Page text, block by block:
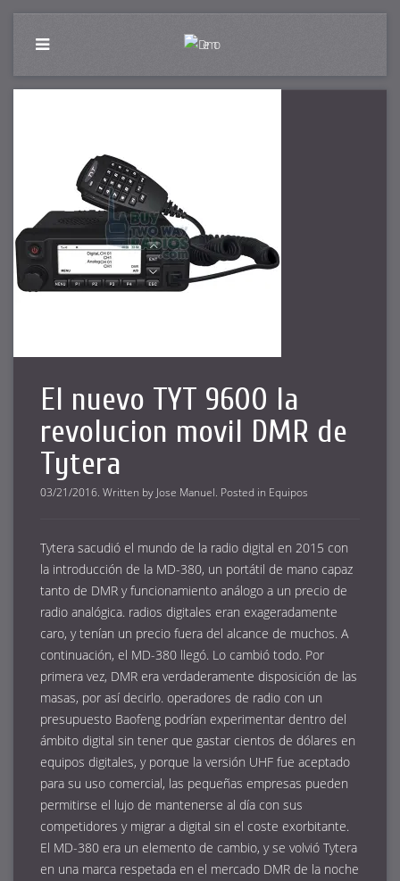
El nuevo TYT 9600 la
revolucion movil DMR de
Tytera
03/21/2016. Written by Jose Manuel. Posted in Equipos
Tytera sacudió el mundo de la radio digital en 2015 con
la introducción de la MD-380, un portátil de mano capaz
tanto de DMR y funcionamiento análogo a un precio de
radio analógica. radios digitales eran exageradamente
caro, y tenían un precio fuera del alcance de muchos. A
continuación, el MD-380 llegó. Lo cambió todo. Por
primera vez, DMR era verdaderamente disposición de las
masas, por así decirlo. operadores de radio con un
presupuesto Baofeng podrían experimentar dentro del
ámbito digital sin tener que gastar cientos de dólares en
equipos digitales, y porque la versión UHF fue aceptado
para su uso comercial, las pequeñas empresas pueden
permitirse el lujo de mantenerse al día con sus
competidores y migrar a digital sin el coste exorbitante.
El MD-380 era un elemento de cambio, y se volvió Tytera
en una marca respetada en el mercado DMR de la noche